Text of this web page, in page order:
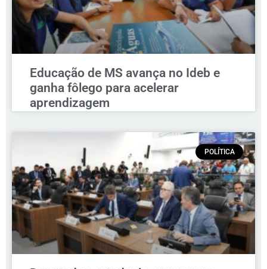
Educação de MS avança no Ideb e
ganha fôlego para acelerar
aprendizagem
POLÍTICA